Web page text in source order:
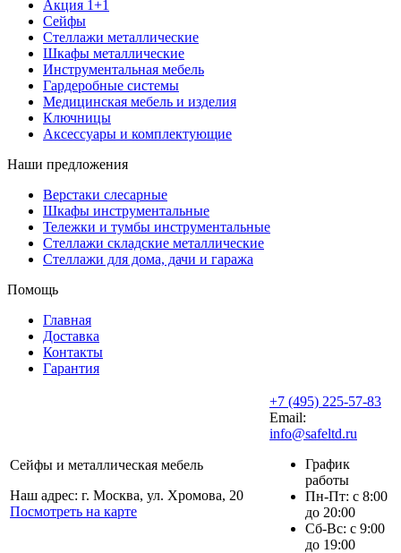
Акция 1+1
Сейфы
Стеллажи металлические
Шкафы металлические
Инструментальная мебель
Гардеробные системы
Медицинская мебель и изделия
Ключницы
Аксессуары и комплектующие
Наши предложения
Верстаки слесарные
Шкафы инструментальные
Тележки и тумбы инструментальные
Стеллажи складские металлические
Стеллажи для дома, дачи и гаража
Помощь
Главная
Доставка
Контакты
Гарантия
Сейфы и металлическая мебель
Наш адрес: г. Москва, ул. Хромова, 20
Посмотреть на карте
+7 (495) 225-57-83
Email:
info@safeltd.ru
График
работы
Пн-Пт: с 8:00
до 20:00
Сб-Вс: с 9:00
до 19:00